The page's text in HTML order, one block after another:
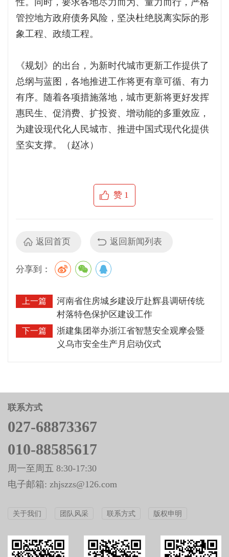
性。同时，要求各地尽力而为、量力而行，严格
管控地方政府债务风险，坚决杜绝脱离实际的形
象工程、政绩工程。
《规划》的出台，为新时代城市更新工作提供了
总纲与蓝图，各地推进工作将更有章可循、有力
有序。随着各项措施落地，城市更新将更好发挥
惠民生、促消费、扩投资、增动能的多重效应，
为建设现代化人民城市、推进中国式现代化提供
坚实支撑。（赵冰）
赞 1
返回首页 返回新闻列表
分享到：
上一篇
河南省住房城乡建设厅赴辉县调研传统
村落特色保护区建设工作
下一篇
浙建集团举办浙江省智慧安全观摩会暨
义乌市安全生产月启动仪式
联系方式
027-68873367
010-88585617
周一至周五 8:30-17:30
电子邮箱: zhjszzs@126.com
关于我们 团队风采 联系方式 版权申明